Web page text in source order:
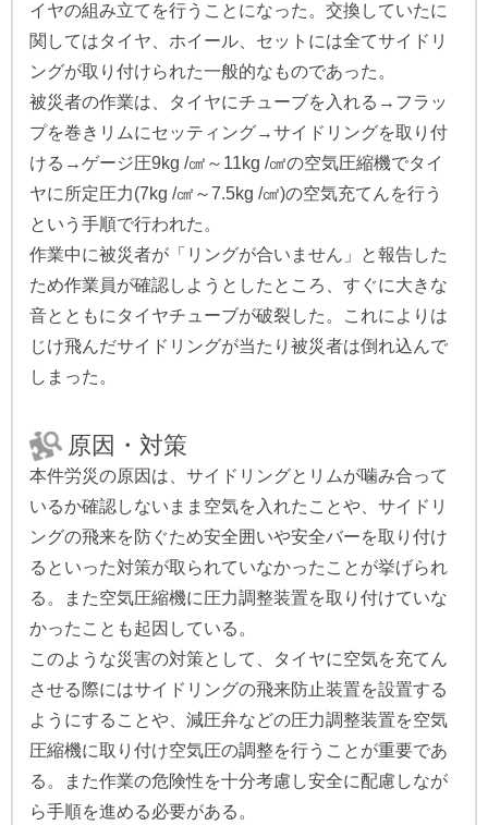
イヤの組み立てを行うことになった。交換していたに
関してはタイヤ、ホイール、セットには全てサイドリ
ングが取り付けられた一般的なものであった。
被災者の作業は、タイヤにチューブを入れる→フラッ
プを巻きリムにセッティング→サイドリングを取り付
ける→ゲージ圧9kg /㎠～11kg /㎠の空気圧縮機でタイ
ヤに所定圧力(7kg /㎠～7.5kg /㎠)の空気充てんを行う
という手順で行われた。
作業中に被災者が「リングが合いません」と報告した
ため作業員が確認しようとしたところ、すぐに大きな
音とともにタイヤチューブが破裂した。これによりは
じけ飛んだサイドリングが当たり被災者は倒れ込んで
しまった。
原因・対策
本件労災の原因は、サイドリングとリムが噛み合って
いるか確認しないまま空気を入れたことや、サイドリ
ングの飛来を防ぐため安全囲いや安全バーを取り付け
るといった対策が取られていなかったことが挙げられ
る。また空気圧縮機に圧力調整装置を取り付けていな
かったことも起因している。
このような災害の対策として、タイヤに空気を充てん
させる際にはサイドリングの飛来防止装置を設置する
ようにすることや、減圧弁などの圧力調整装置を空気
圧縮機に取り付け空気圧の調整を行うことが重要であ
る。また作業の危険性を十分考慮し安全に配慮しなが
ら手順を進める必要がある。